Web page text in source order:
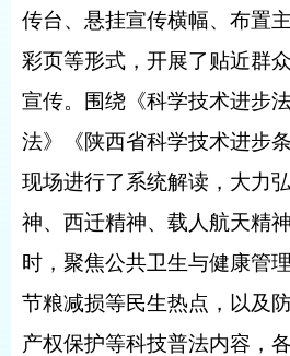
传台、悬挂宣传横幅、布置
彩页等形式，开展了贴近群
宣传。围绕《科学技术进步
法》《陕西省科学技术进步
现场进行了系统解读，大力
神、西迁精神、载人航天精
时，聚焦公共卫生与健康管
节粮减损等民生热点，以及
产权保护等科技普法内容，